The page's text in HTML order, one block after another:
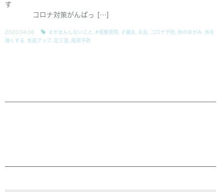
す
コロナ対策がんばっ […]
2020.04.06 ＃がまんしないこと #堀整骨院 ＃鍼灸 お灸 コロナ予防 体のゆがみ 体を
強くする
免疫アップ 足三里 風邪予防